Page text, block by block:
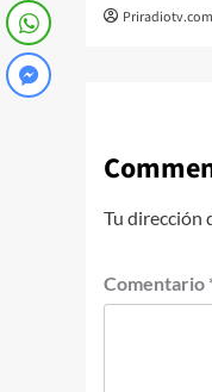
Priradiotv.com
Tu dirección
Comentario